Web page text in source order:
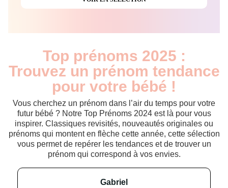
Top prénoms 2025 :
Trouvez un prénom tendance
pour votre bébé !
Vous cherchez un prénom dans l’air du temps pour votre
futur bébé ? Notre Top Prénoms 2024 est là pour vous
inspirer. Classiques revisités, nouveautés originales ou
prénoms qui montent en flèche cette année, cette sélection
vous permet de repérer les tendances et de trouver un
prénom qui correspond à vos envies.
gabriel